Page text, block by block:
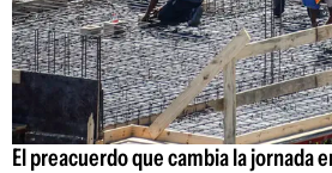
El preacuerdo que cambia la jornada